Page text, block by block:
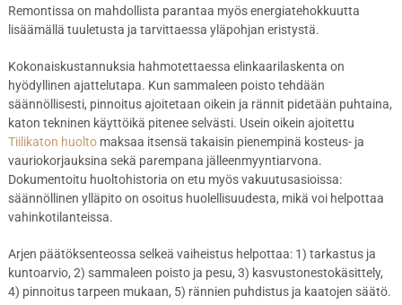
Remontissa on mahdollista parantaa myös energiatehokkuutta
lisäämällä tuuletusta ja tarvittaessa yläpohjan eristystä.
Kokonaiskustannuksia hahmotettaessa elinkaarilaskenta on
hyödyllinen ajattelutapa. Kun sammaleen poisto tehdään
säännöllisesti, pinnoitus ajoitetaan oikein ja rännit pidetään puhtaina,
katon tekninen käyttöikä pitenee selvästi. Usein oikein ajoitettu
Tiilikaton huoltomaksaa itsensä takaisin pienempinä kosteus- ja
vauriokorjauksina sekä parempana jälleenmyyntiarvona.
Dokumentoitu huoltohistoria on etu myös vakuutusasioissa:
säännöllinen ylläpito on osoitus huolellisuudesta, mikä voi helpottaa
vahinkotilanteissa.
Arjen päätöksenteossa selkeä vaiheistus helpottaa: 1) tarkastus ja
kuntoarvio, 2) sammaleen poisto ja pesu, 3) kasvustonestokäsittely,
4) pinnoitus tarpeen mukaan, 5) rännien puhdistus ja kaatojen säätö.